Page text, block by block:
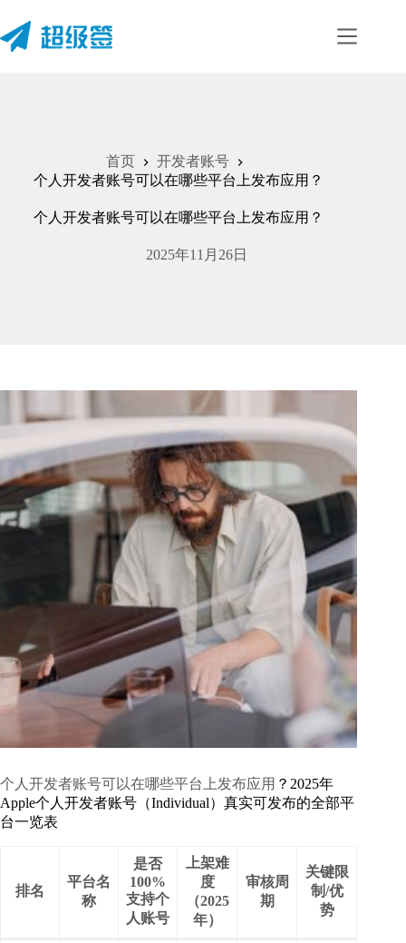
首页
开发者账号
个人开发者账号可以在哪些平台上发布应用？
个人开发者账号可以在哪些平台上发布应用？
2025年11月26日
个人开发者账号可以在哪些平台上发布应用 ？2025年
Apple个人开发者账号（Individual）真实可发布的全部平
台一览表
排名
平台名
称
是否
100%
支持个
人账号
上架难
度
（2025
年）
审核周
期
关键限
制/优
势